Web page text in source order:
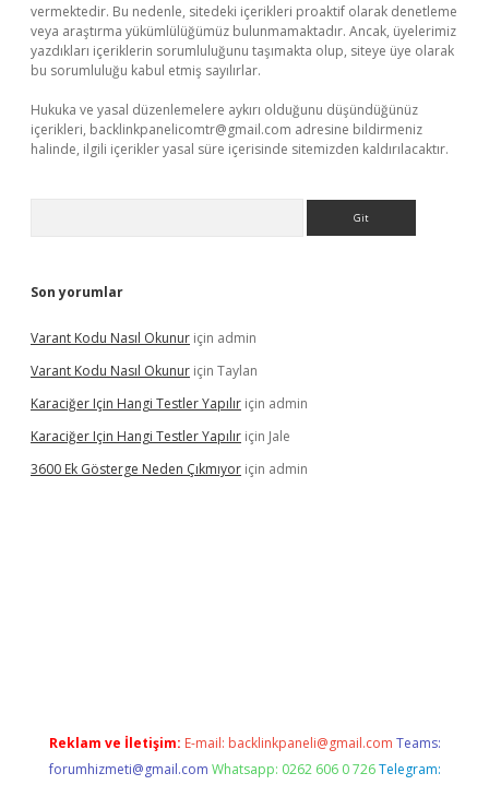
vermektedir. Bu nedenle, sitedeki içerikleri proaktif olarak denetleme
veya araştırma yükümlülüğümüz bulunmamaktadır. Ancak, üyelerimiz
yazdıkları içeriklerin sorumluluğunu taşımakta olup, siteye üye olarak
bu sorumluluğu kabul etmiş sayılırlar.
Hukuka ve yasal düzenlemelere aykırı olduğunu düşündüğünüz
içerikleri, backlinkpanelicomtr@gmail.com adresine bildirmeniz
halinde, ilgili içerikler yasal süre içerisinde sitemizden kaldırılacaktır.
Son yorumlar
Varant Kodu Nasıl Okunur için admin
Varant Kodu Nasıl Okunur için Taylan
Karaciğer Için Hangi Testler Yapılır için admin
Karaciğer Için Hangi Testler Yapılır için Jale
3600 Ek Gösterge Neden Çıkmıyor için admin
Reklam ve İletişim: E-mail: backlinkpaneli@gmail.com Teams:
forumhizmeti@gmail.com Whatsapp: 0262 606 0 726 Telegram: